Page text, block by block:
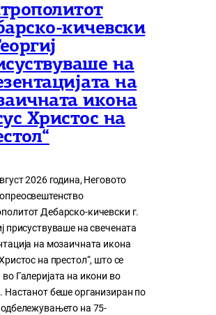
кичевски
на
на
икона
Христос на
2026 година, Неговото
Дебарско-кичевски г.
присуствуваше на свечената
на мозаичната икона
на престол“, што се
Галеријата на икони во
Настанот беше организиран по
на 75-